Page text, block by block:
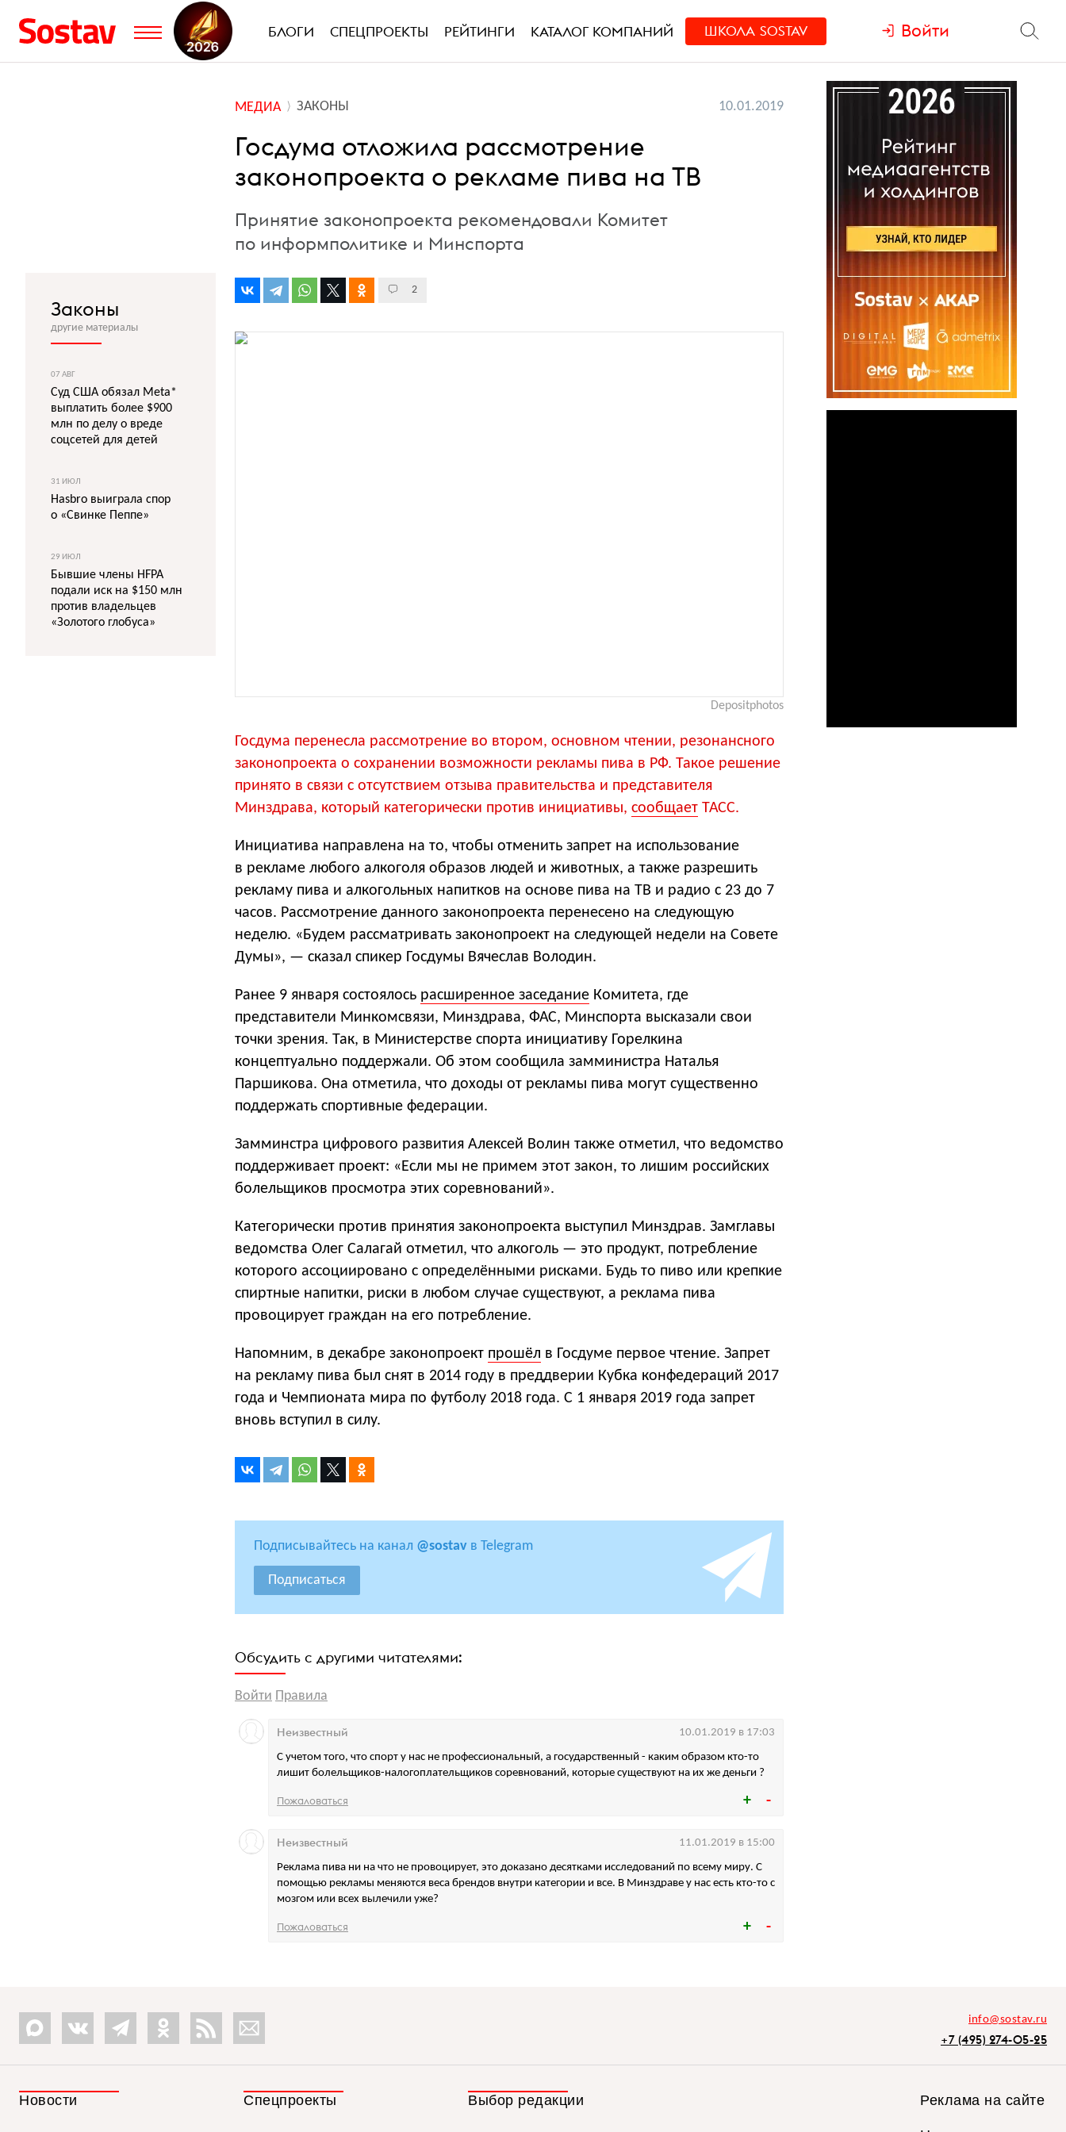
БЛОГИ СПЕЦПРОЕКТЫ РЕЙТИНГИ КАТАЛОГ КОМПАНИЙ ШКОЛА SOSTAV Войти
МЕДИА ЗАКОНЫ 10.01.2019
Госдума отложила рассмотрение
законопроекта о рекламе пива на ТВ
Принятие законопроекта рекомендовали Комитет
по информполитике и Минспорта
2
Depositphotos
Госдума перенесла рассмотрение во втором, основном чтении, резонансного
законопроекта о сохранении возможности рекламы пива в РФ. Такое решение
принято в связи с отсутствием отзыва правительства и представителя
Минздрава, который категорически против инициативы, сообщает ТАСС.
Инициатива направлена на то, чтобы отменить запрет на использование
в рекламе любого алкоголя образов людей и животных, а также разрешить
рекламу пива и алкогольных напитков на основе пива на ТВ и радио с 23 до 7
часов. Рассмотрение данного законопроекта перенесено на следующую
неделю. «Будем рассматривать законопроект на следующей недели на Совете
Думы», — сказал спикер Госдумы Вячеслав Володин.
Ранее 9 января состоялось расширенное заседание Комитета, где
представители Минкомсвязи, Минздрава, ФАС, Минспорта высказали свои
точки зрения. Так, в Министерстве спорта инициативу Горелкина
концептуально поддержали. Об этом сообщила замминистра Наталья
Паршикова. Она отметила, что доходы от рекламы пива могут существенно
поддержать спортивные федерации.
Замминстра цифрового развития Алексей Волин также отметил, что ведомство
поддерживает проект: «Если мы не примем этот закон, то лишим российских
болельщиков просмотра этих соревнований».
Категорически против принятия законопроекта выступил Минздрав. Замглавы
ведомства Олег Салагай отметил, что алкоголь — это продукт, потребление
которого ассоциировано с определёнными рисками. Будь то пиво или крепкие
спиртные напитки, риски в любом случае существуют, а реклама пива
провоцирует граждан на его потребление.
Напомним, в декабре законопроект прошёл в Госдуме первое чтение. Запрет
на рекламу пива был снят в 2014 году в преддверии Кубка конфедераций 2017
года и Чемпионата мира по футболу 2018 года. С 1 января 2019 года запрет
вновь вступил в силу.
Подписывайтесь на канал @sostav в Telegram
Подписаться
Обсудить с другими читателями:
Войти Правила
С учетом того, что спорт у нас не профессиональный, а государственный - каким образом кто-то
лишит болельщиков-налогоплательщиков соревнований, которые существуют на их же деньги ?
Неизвестный 10.01.2019 в 17:03
Пожаловаться
Реклама пива ни на что не провоцирует, это доказано десятками исследований по всему миру. С
помощью рекламы меняются веса брендов внутри категории и все. В Минздраве у нас есть кто-то с
мозгом или всех вылечили уже?
Неизвестный 11.01.2019 в 15:00
Пожаловаться
Законы
другие материалы
07 АВГ
Суд США обязал Meta*
выплатить более $900
млн по делу о вреде
соцсетей для детей
31 ИЮЛ
Hasbro выиграла спор
о «Свинке Пеппе»
29 ИЮЛ
Бывшие члены HFPA
подали иск на $150 млн
против владельцев
«Золотого глобуса»
info@sostav.ru
+7 (495) 274-05-25
Новости Спецпроекты Выбор редакции Реклама на сайте